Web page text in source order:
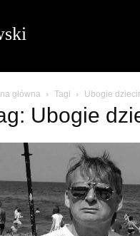
główna Tagi Ubogie
Ubogie